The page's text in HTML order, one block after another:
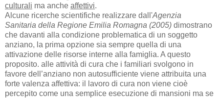
culturali ma anche affettivi.
Alcune ricerche scientifiche realizzare dall'Agenzia
Sanitaria della Regione Emilia Romagna (2005) dimostrano
che davanti alla condizione problematica di un soggetto
anziano, la prima opzione sia sempre quella di una
attivazione delle risorse interne alla famiglia. A questo
proposito. alle attività di cura che i familiari svolgono in
favore dell’anziano non autosufficiente viene attribuita una
forte valenza affettiva: il lavoro di cura non viene cioè
percepito come una semplice esecuzione di mansioni ma se